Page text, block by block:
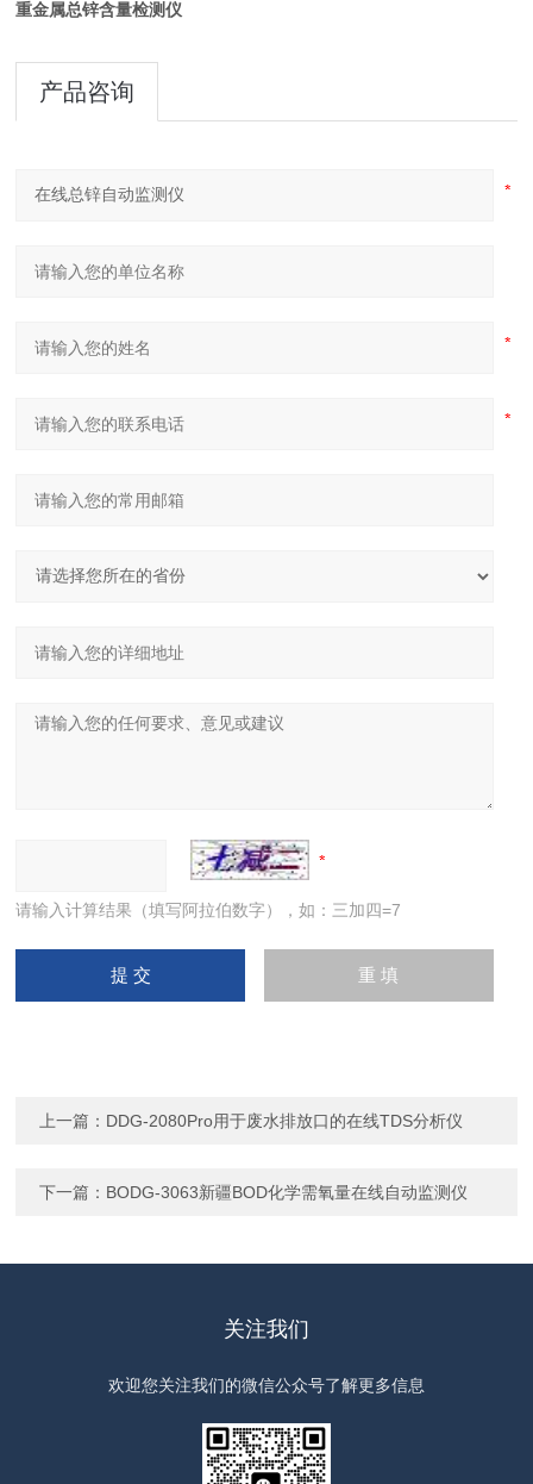
重金属总锌含量检测仪
产品咨询
请输入计算结果（填写阿拉伯数字），如：三加四=7
上一篇： DDG-2080Pro用于废水排放口的在线TDS分析仪
下一篇： BODG-3063新疆BOD化学需氧量在线自动监测仪
关注我们
欢迎您关注我们的微信公众号了解更多信息